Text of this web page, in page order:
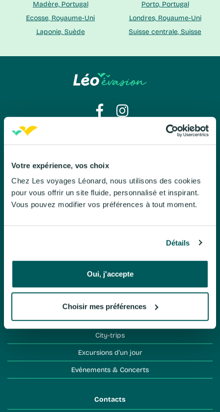
Votre expérience, vos choix
Chez Les voyages Léonard, nous utilisons des cookies
pour vous offrir un site fluide, personnalisé et inspirant.
Vous pouvez modifier vos préférences à tout moment.
Détails
Oui, j'accepte
Choisir mes préférences
Madère, Portugal
Porto, Portugal
Ecosse, Royaume-Uni
Londres, Royaume-Uni
Laponie, Suède
Suisse centrale, Suisse
Léo évasion
À propos de Léo évasion
Nos engagements
Le Mag
Nos voyages organisés
Croisières
City-trips
Excursions d'un jour
Evénements & Concerts
Contacts